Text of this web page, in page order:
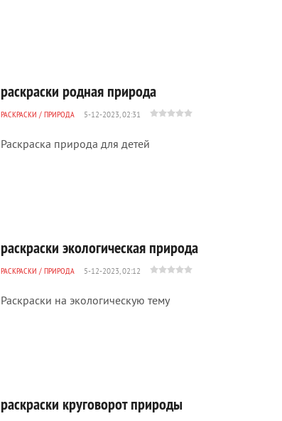
раскраски родная природа
РАСКРАСКИ / ПРИРОДА 5-12-2023, 02:31
Раскраска природа для детей
раскраски экологическая природа
РАСКРАСКИ / ПРИРОДА 5-12-2023, 02:12
Раскраски на экологическую тему
раскраски круговорот природы